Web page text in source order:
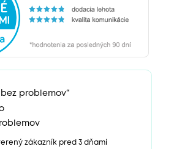
problemov“
zákazník pred 3 dňami